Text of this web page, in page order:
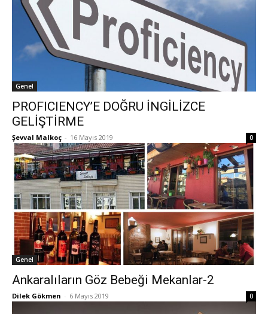
Genel
PROFICIENCY’E DOĞRU İNGİLİZCE
GELİŞTİRME
Şevval Malkoç - 16 Mayıs 2019 0
Genel
Ankaralıların Göz Bebeği Mekanlar-2
Dilek Gökmen - 6 Mayıs 2019 0